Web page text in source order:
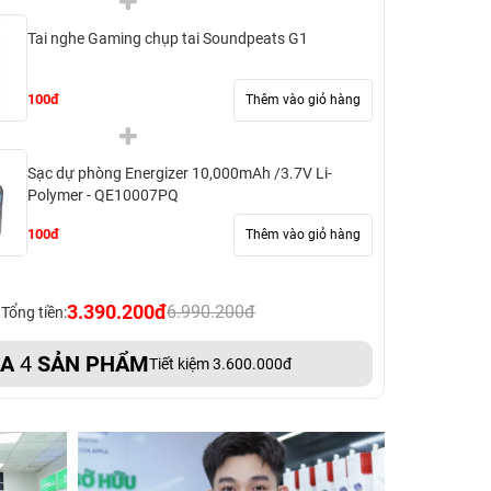
Tai nghe Gaming chụp tai Soundpeats G1
100đ Thêm vào giỏ hàng
Sạc dự phòng Energizer 10,000mAh /3.7V Li-
Polymer - QE10007PQ
100đ Thêm vào giỏ hàng
Tổng tiền:3.390.200đ6.990.200đ
4SẢN PHẨMTiết kiệm 3.600.000đ